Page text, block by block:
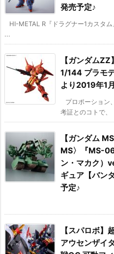
発売予定♪
HI-METAL R『ドラグナー1カスタ
...
【ガンダム
1/144 プラモ
より2019年1
プロポーション
考証とのコトで
【ガンダム
MS〉『MS-
ン・マカク）
ギュア【バン
予定♪
【スパロボ】
アウセンザイ